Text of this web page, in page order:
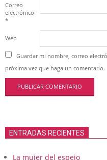
Correo
electrónico
*
Web
Guardar mi nombre, correo
próxima vez que haga un comentario.
ENTRADAS RECIENTES
La mujer del espejo